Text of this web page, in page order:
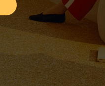
in New Tab